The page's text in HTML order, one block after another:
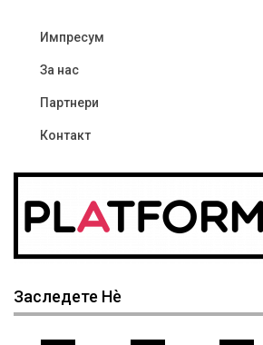
Импресум
За нас
Партнери
Контакт
Заследете Нѐ